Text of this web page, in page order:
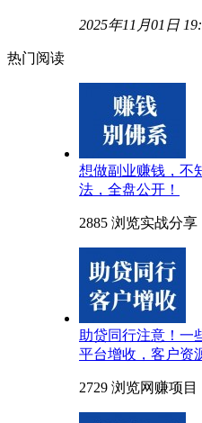
2025年11月01日
热门阅读
想做副业赚钱，不
法，全盘公开！
2885 浏览实战分享
助贷同行注意！一
平台增收，客户资
2729 浏览网赚项目